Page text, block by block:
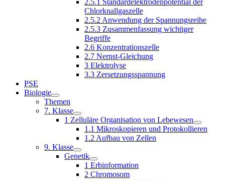
2.5.1 Standardelektrodenpotential der
Chlorknallgaszelle
2.5.2 Anwendung der Spannungsreihe
2.5.3 Zusammenfassung wichtiger
Begriffe
2.6 Konzentrationszelle
2.7 Nernst-Gleichung
3 Elektrolyse
3.3 Zersetzungsspannung
PSE
Biologie
Themen
7. Klasse
1 Zelluläre Organisation von Lebewesen
1.1 Mikroskopieren und Protokollieren
1.2 Aufbau von Zellen
9. Klasse
Genetik
1 Erbinformation
2 Chromosom